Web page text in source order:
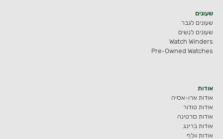
שעונים
שעונים לגבר
שעונים לנשים
Watch Winders
Pre-Owned Watches
אודות
אודות ארו-אסיה
אודות טודור
אודות סרטינה
אודות ברינג
אודות וולף